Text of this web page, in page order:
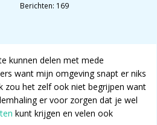
Berichten: 169
kunnen delen met mede
want mijn omgeving snapt er niks
zou het zelf ook niet begrijpen want
er voor zorgen dat je wel
kunt krijgen en velen ook